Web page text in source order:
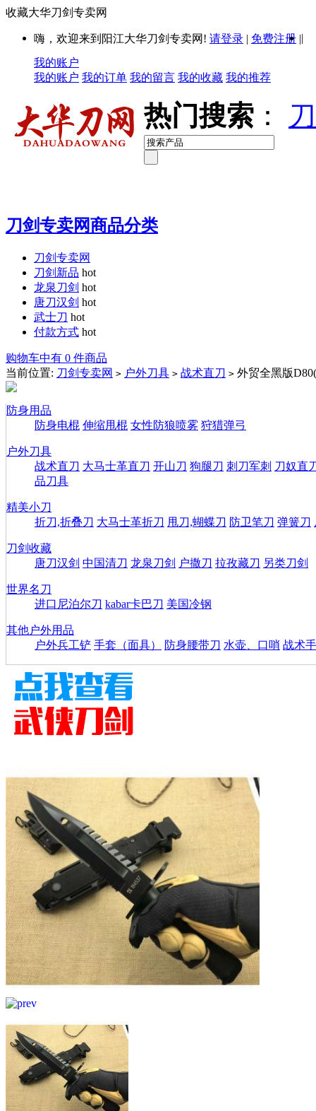
收藏大华刀剑专卖网
嗨，欢迎来到阳江大华刀剑专卖网! 请登录 | 免费注册 ||
我的账户
我的账户 我的订单 我的留言 我的收藏 我的推荐
热门搜索 ：
刀剑专卖网商品分类
刀剑专卖网
刀剑新品 hot
龙泉刀剑 hot
唐刀汉剑 hot
武士刀 hot
付款方式 hot
购物车中有 0 件商品
当前位置: 刀剑专卖网 > 户外刀具 > 战术直刀 > 外贸全黑版
防身用品
防身电棍 伸缩甩棍 女性防狼喷雾 狩猎弹弓
户外刀具
战术直刀 大马士革直刀 开山刀 狗腿刀 刺刀军刺 刀奴直
品刀具
精美小刀
折刀,折叠刀 大马士革折刀 甩刀,蝴蝶刀 防卫笔刀 弹簧刀
刀剑收藏
唐刀汉剑 中国清刀 龙泉刀剑 户撒刀 拉孜藏刀 另类刀剑
世界名刀
进口尼泊尔刀 kabar卡巴刀 美国冷钢
其他户外用品
户外兵工铲 手套（面具） 防身腰带刀 水壶、口哨 战术